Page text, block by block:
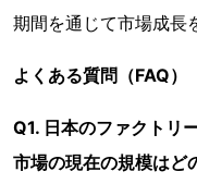
期間を通じて市場成長
よくある質問（FAQ）
Q1. 日本のファクトリ
市場の現在の規模はど